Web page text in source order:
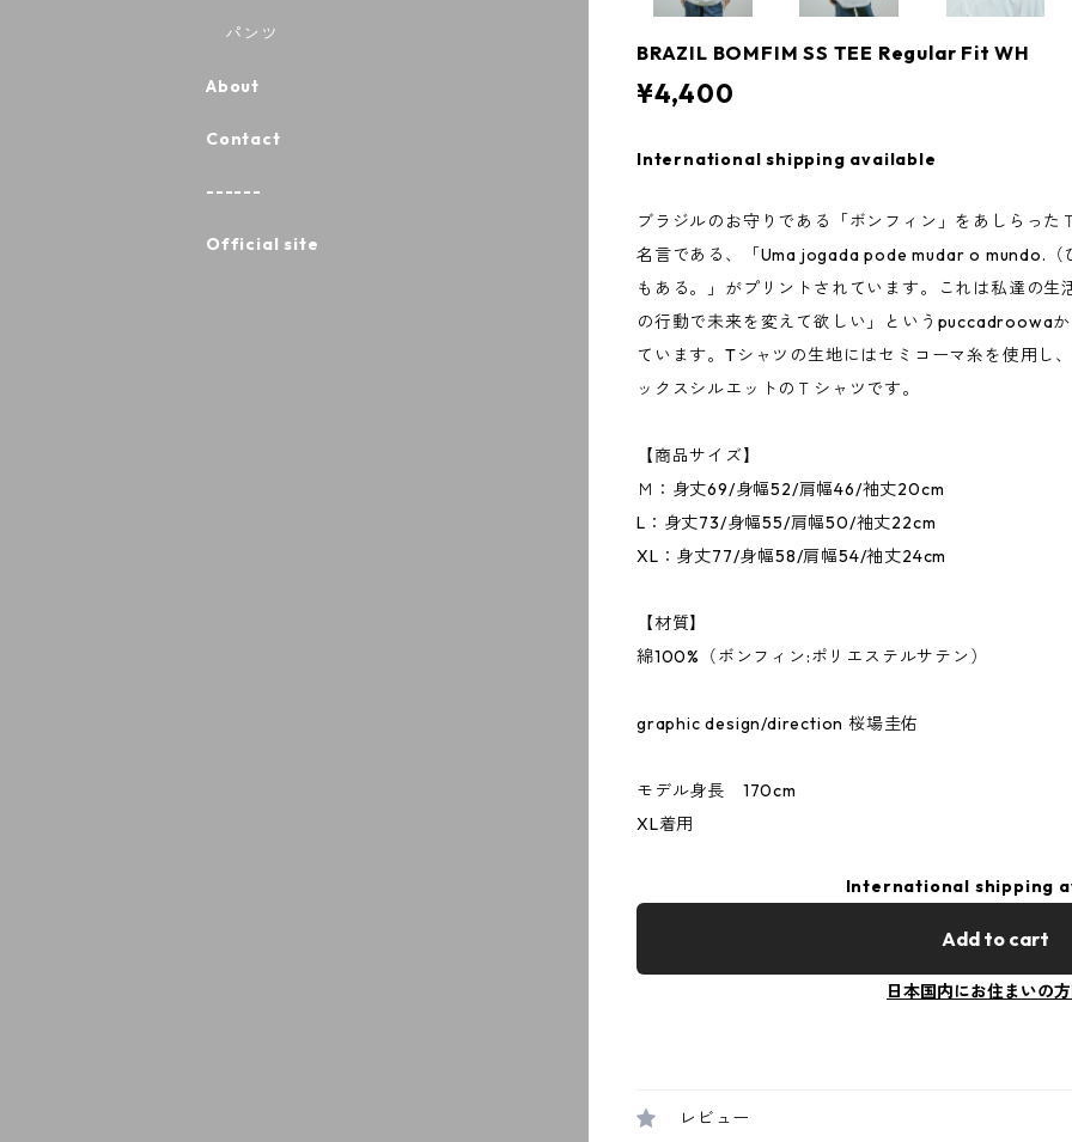
BRAZIL BOMFIM SS TEE Regular Fit WH
¥4,400
International shipping available
ブラジルのお守りである「ボンフィン」をあしらった
名言である、「Uma jogada pode mudar o mundo.（
もある。」がプリントされています。これは私達の生
の行動で未来を変えて欲しい」というpuccadroowa
ています。Tシャツの生地にはセミコーマ糸を使用し
ックスシルエットのＴシャツです。
【商品サイズ】
Ｍ：身丈69/身幅52/肩幅46/袖丈20cm
L：身丈73/身幅55/肩幅50/袖丈22cm
XL：身丈77/身幅58/肩幅54/袖丈24cm
【材質】
綿100%（ボンフィン:ポリエステルサテン）
graphic design/direction 桜場圭佑
モデル身長 170cm
XL着用
International shipping
Add to cart
日本国内にお住まいの
レビュー
パンツ
About
Contact
------
Official site